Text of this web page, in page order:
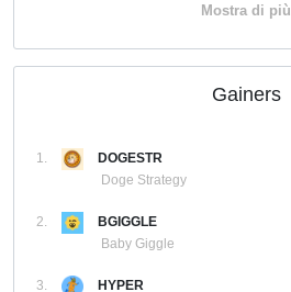
Mostra di più
Gainers
1.
DOGESTR
Doge Strategy
2.
BGIGGLE
Baby Giggle
3.
HYPER